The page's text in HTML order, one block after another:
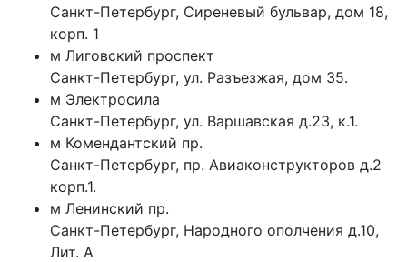
Санкт-Петербург, Сиреневый бульвар, дом 18,
корп. 1
м Лиговский проспект
Санкт-Петербург, ул. Разъезжая, дом 35.
м Электросила
Санкт-Петербург, ул. Варшавская д.23, к.1.
м Комендантский пр.
Санкт-Петербург, пр. Авиаконструкторов д.2
корп.1.
м Ленинский пр.
Санкт-Петербург, Народного ополчения д.10,
Лит. А